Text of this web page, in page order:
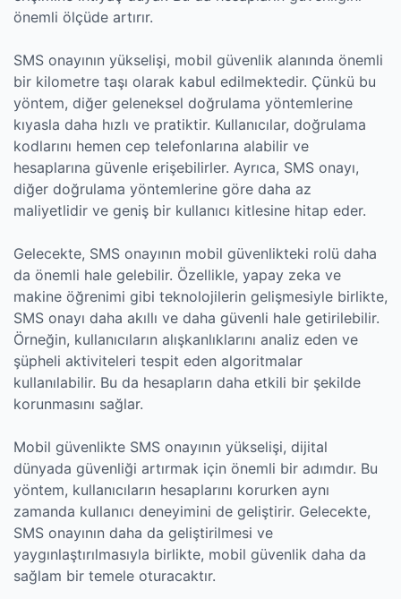
önemli ölçüde artırır.
SMS onayının yükselişi, mobil güvenlik alanında önemli
bir kilometre taşı olarak kabul edilmektedir. Çünkü bu
yöntem, diğer geleneksel doğrulama yöntemlerine
kıyasla daha hızlı ve pratiktir. Kullanıcılar, doğrulama
kodlarını hemen cep telefonlarına alabilir ve
hesaplarına güvenle erişebilirler. Ayrıca, SMS onayı,
diğer doğrulama yöntemlerine göre daha az
maliyetlidir ve geniş bir kullanıcı kitlesine hitap eder.
Gelecekte, SMS onayının mobil güvenlikteki rolü daha
da önemli hale gelebilir. Özellikle, yapay zeka ve
makine öğrenimi gibi teknolojilerin gelişmesiyle birlikte,
SMS onayı daha akıllı ve daha güvenli hale getirilebilir.
Örneğin, kullanıcıların alışkanlıklarını analiz eden ve
şüpheli aktiviteleri tespit eden algoritmalar
kullanılabilir. Bu da hesapların daha etkili bir şekilde
korunmasını sağlar.
Mobil güvenlikte SMS onayının yükselişi, dijital
dünyada güvenliği artırmak için önemli bir adımdır. Bu
yöntem, kullanıcıların hesaplarını korurken aynı
zamanda kullanıcı deneyimini de geliştirir. Gelecekte,
SMS onayının daha da geliştirilmesi ve
yaygınlaştırılmasıyla birlikte, mobil güvenlik daha da
sağlam bir temele oturacaktır.